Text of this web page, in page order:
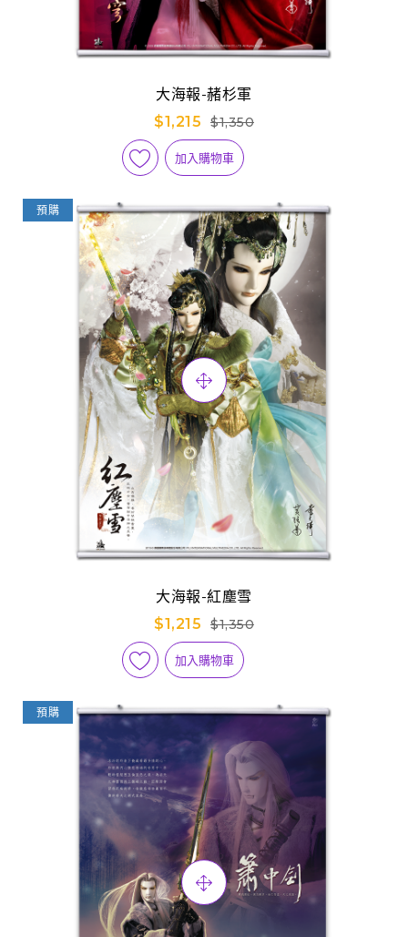
大海報-赭杉軍
$1,215
$1,350
加入購物車
預購
大海報-紅塵雪
$1,215
$1,350
加入購物車
預購